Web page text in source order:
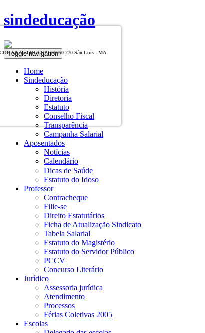
sindeducação
Toggle navigation
Home
Sindeducação
História
Diretoria
Estatuto
Conselho Fiscal
Transparência
Campanha Salarial
Aposentados
Notícias
Calendário
Dicas de Saúde
Estatuto do Idoso
Professor
Contracheque
Filie-se
Direito Estatutários
Ficha de Atualização Sindicato
Tabela Salarial
Estatuto do Magistério
Estatuto do Servidor Público
PCCV
Concurso Literário
Jurídico
Assessoria jurídica
Atendimento
Processos
Férias Coletivas 2005
Escolas
COHAB Anil III CEP - 65050-270 São Luis - MA